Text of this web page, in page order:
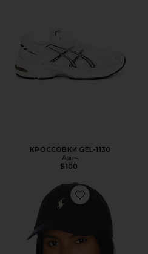
КРОССОВКИ GEL-1130
Asics
$100
Favorite ШЛЯПА